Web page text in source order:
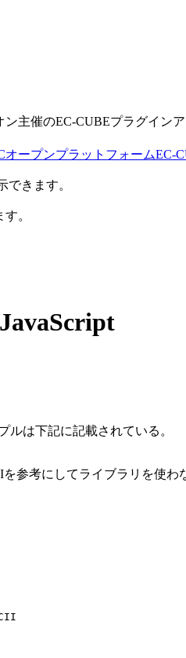
主催のEC-CUBEプラグイン
ープンプラットフォームEC-
できます。
。
ルは下記に記載されている。
参考にしてライブラリを使